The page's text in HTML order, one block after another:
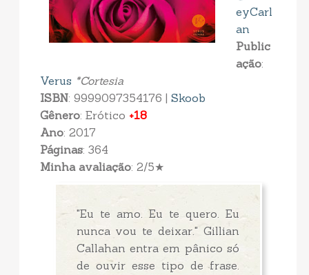
eyCarl
an
Public
ação:
Verus *Cortesia
ISBN: 9999097354176 | Skoob
Gênero: Erótico +18
Ano: 2017
Páginas: 364
Minha avaliação: 2/5★
"Eu te amo. Eu te quero. Eu
nunca vou te deixar." Gillian
Callahan entra em pânico só
de ouvir esse tipo de frase.